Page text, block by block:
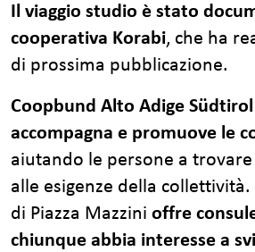
Il viaggio studio è stato
cooperativa Korabi, che ha
di prossima pubblicazione.
Coopbund Alto Adige
accompagna e promuove le
aiutando le persone a
alle esigenze della collettività.
di Piazza Mazzini offre
chiunque abbia interesse a